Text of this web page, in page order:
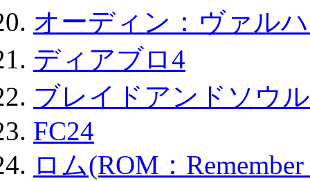
オーディン：ヴァル
ディアブロ4
ブレイドアンドソウ
FC24
ロム(ROM：